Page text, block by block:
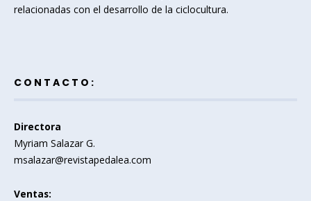
relacionadas con el desarrollo de la ciclocultura.
CONTACTO:
Directora
Myriam Salazar G.
msalazar@revistapedalea.com
Ventas: